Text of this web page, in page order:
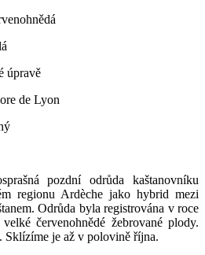
úpravě
de Lyon
pozdní odrůda kaštanovníku
regionu Ardèche jako hybrid mezi
Odrůda byla registrována v roce
červenohnědé žebrované plody.
Sklízíme je až v polovině října.